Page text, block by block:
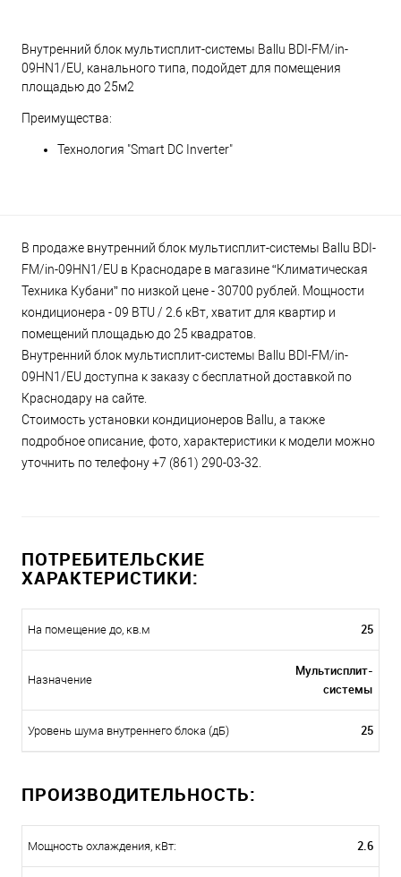
Внутренний блок мультисплит-системы Ballu BDI-FM/in-
09HN1/EU, канального типа, подойдет для помещения
площадью до 25м2
Преимущества:
Технология "Smart DC Inverter"
В продаже внутренний блок мультисплит-системы Ballu BDI-
FM/in-09HN1/EU в Краснодаре в магазине “Климатическая
Техника Кубани” по низкой цене - 30700 рублей. Мощности
кондиционера - 09 BTU / 2.6 кВт, хватит для квартир и
помещений площадью до 25 квадратов.
Внутренний блок мультисплит-системы Ballu BDI-FM/in-
09HN1/EU доступна к заказу с бесплатной доставкой по
Краснодару на сайте.
Стоимость установки кондиционеров Ballu, а также
подробное описание, фото, характеристики к модели можно
уточнить по телефону +7 (861) 290-03-32.
ПОТРЕБИТЕЛЬСКИЕ
ХАРАКТЕРИСТИКИ:
На помещение до, кв.м 25
Назначение
Мультисплит-
системы
Уровень шума внутреннего блока (дБ) 25
ПРОИЗВОДИТЕЛЬНОСТЬ:
Мощность охлаждения, кВт: 2.6